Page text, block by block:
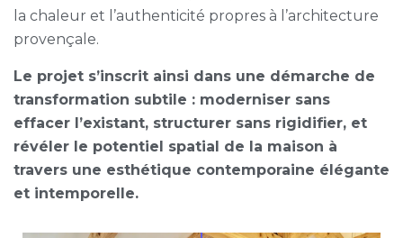
la chaleur et l’authenticité propres à l’architecture
provençale.
Le projet s’inscrit ainsi dans une démarche de
transformation subtile : moderniser sans
effacer l’existant, structurer sans rigidifier, et
révéler le potentiel spatial de la maison à
travers une esthétique contemporaine élégante
et intemporelle.